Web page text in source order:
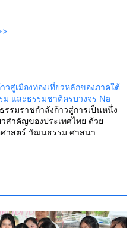
สู่เมืองท่องเที่ยวหลักของภาคใต้
และธรรมชาติครบวงจร Na
รรมราชกำลังก้าวสู่การเป็นหนึ่ง
สำคัญของประเทศไทย ด้วย
าสตร์ วัฒนธรรม ศาสนา